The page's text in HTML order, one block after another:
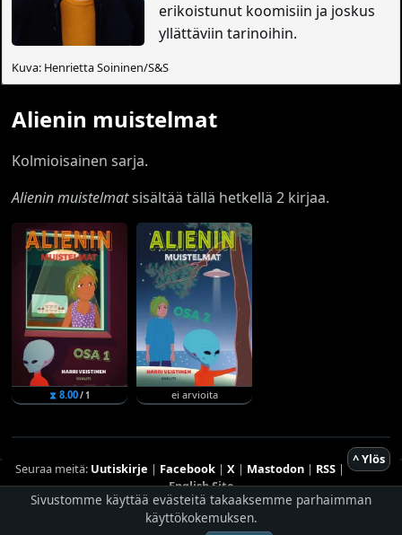
erikoistunut koomisiin ja joskus
yllättäviin tarinoihin.
Kuva: Henrietta Soininen/S&S
Alienin muistelmat
Kolmioisainen sarja.
Alienin muistelmatsisältää tällä hetkellä 2 kirjaa.
⧗ 8.00/ 1 ei arvioita
^ Ylös
Seuraa meitä: Uutiskirje | Facebook| X| Mastodon| RSS|
English Site
Hostingpalvelun tarjoaaPlaneetta Internet Oy
Sivustomme käyttää evästeitä takaaksemme parhaimman
käyttökokemuksen.